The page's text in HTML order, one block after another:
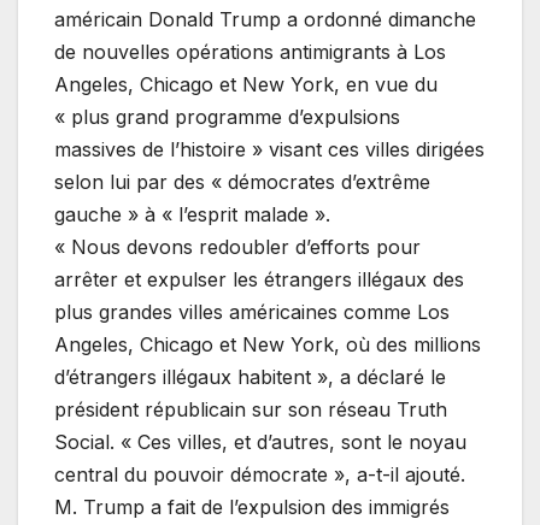
américain Donald Trump a ordonné dimanche
de nouvelles opérations antimigrants à Los
Angeles, Chicago et New York, en vue du
« plus grand programme d’expulsions
massives de l’histoire » visant ces villes dirigées
selon lui par des « démocrates d’extrême
gauche » à « l’esprit malade ».
« Nous devons redoubler d’efforts pour
arrêter et expulser les étrangers illégaux des
plus grandes villes américaines comme Los
Angeles, Chicago et New York, où des millions
d’étrangers illégaux habitent », a déclaré le
président républicain sur son réseau Truth
Social. « Ces villes, et d’autres, sont le noyau
central du pouvoir démocrate », a-t-il ajouté.
M. Trump a fait de l’expulsion des immigrés